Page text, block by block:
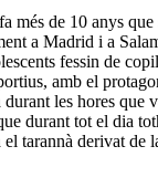
més de 10 anys que
a Madrid i a
fessin de
amb el
les hores que
durant tot el dia
tarannà derivat de